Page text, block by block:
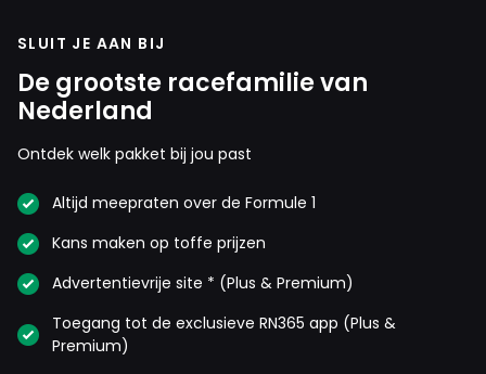
SLUIT JE AAN BIJ
De grootste racefamilie van
Nederland
Ontdek welk pakket bij jou past
Altijd meepraten over de Formule 1
Kans maken op toffe prijzen
Advertentievrije site * (Plus & Premium)
Toegang tot de exclusieve RN365 app (Plus &
Premium)